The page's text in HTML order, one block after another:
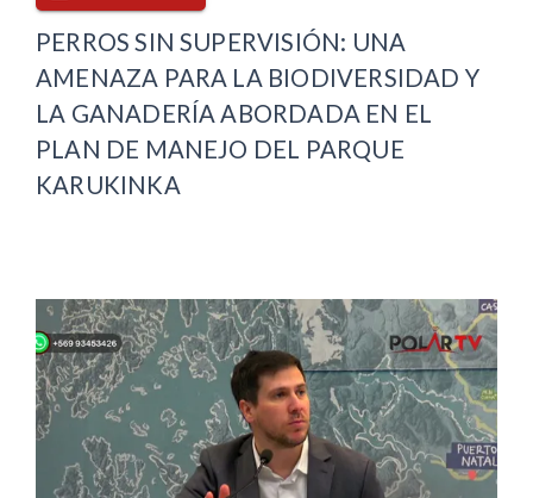
PERROS SIN SUPERVISIÓN: UNA
AMENAZA PARA LA BIODIVERSIDAD Y
LA GANADERÍA ABORDADA EN EL
PLAN DE MANEJO DEL PARQUE
KARUKINKA